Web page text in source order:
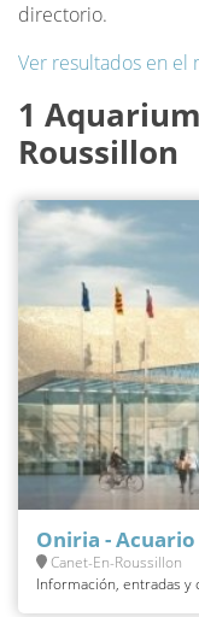
directorio.
Ver resultados en el
1
Roussillon
Oniria -
Canet-En-Roussillon
Información, entradas y